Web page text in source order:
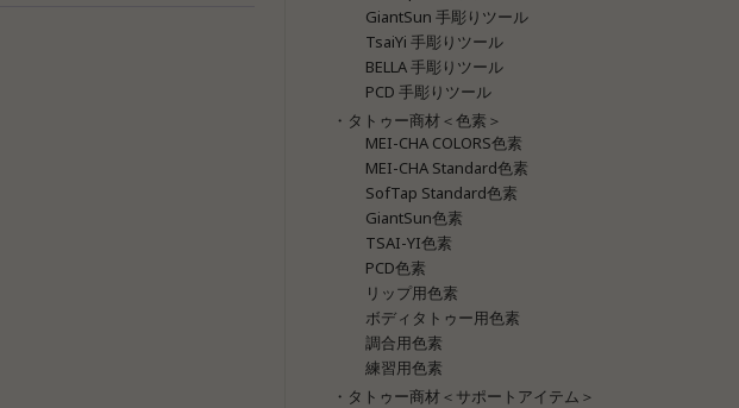
GiantSun 手彫りツール
TsaiYi 手彫りツール
BELLA 手彫りツール
PCD 手彫りツール
・タトゥー商材＜色素＞
MEI-CHA COLORS色素
MEI-CHA Standard色素
SofTap Standard色素
GiantSun色素
TSAI-YI色素
PCD色素
リップ用色素
ボディタトゥー用色素
調合用色素
練習用色素
・タトゥー商材＜サポートアイテム＞